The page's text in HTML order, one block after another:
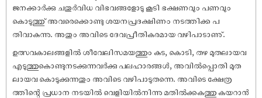
ജനക്കാർക്കു ചതുർവിധ വിഭവങ്ങളോടു കൂടി ഭക്ഷണവും പണവും
കൊടുത്തു് അവരെക്കൊണ്ടു ശയനപ്രദക്ഷിണം നടത്തിക്ക പ
തിവാകുന്നു. അതും അവിടെ ദേവപ്രീതികരമായ വഴിപാടാണു്.
ഉത്സവകാലങ്ങളിൽ ശീവേലിസമയത്തും കുട, കൊടി, തഴ മുതലായവ
എടുത്തുകൊണ്ടുനടക്കുന്നവർക്കു പലഹാരങ്ങൾ, അവിൽപ്പൊതി മുത
ലായവ കൊടുക്കുന്നതും അവിടെ വഴിപാടുതന്നെ. അവിടെ ക്ഷേത്ര
ത്തിന്റെ പ്രധാന നടയിൽ വെളിയിൽനിന്നു മതിൽക്കകത്തു കയറാൻ